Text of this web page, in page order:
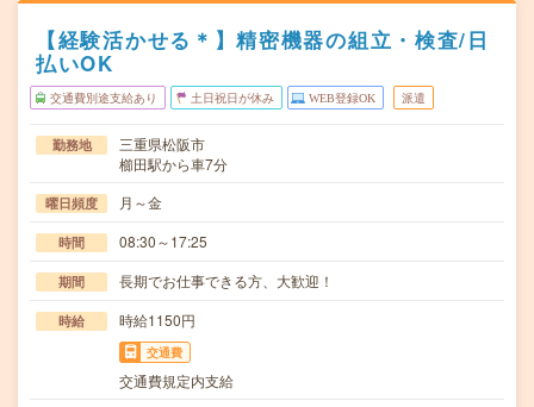
【経験活かせる＊】精密機器の組立・検査/日
払いOK
交通費別途支給あり 土日祝日が休み WEB登録OK 派遣
勤務地
三重県松阪市
櫛田駅から車7分
曜日頻度 月～金
時間 08:30～17:25
期間 長期でお仕事できる方、大歓迎！
時給 時給1150円
交通費
交通費規定内支給